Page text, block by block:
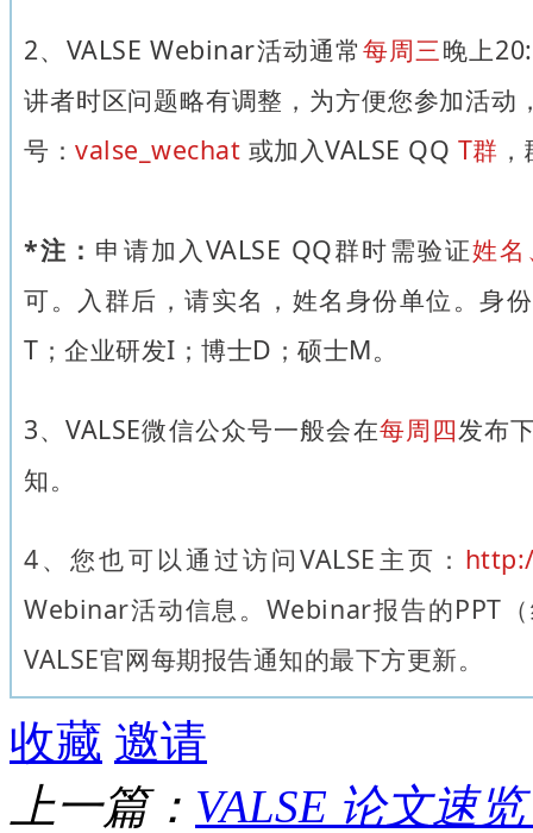
2、VALSE Webinar活动通常每周三晚上
讲者时区问题略有调整，为方便您参加活动
号： valse_wechat 或加入VALSE QQ T群
*注： 申请加入VALSE QQ群时需验证姓
可。入群后，请实名，姓名身份单位。身
T；企业研发I；博士D；硕士M。
3、VALSE微信公众号一般会在每周四发布
知。
4、您也可以通过访问VALSE主页：
Webinar活动信息。Webinar报告的PPT
VALSE官网每期报告通知的最下方更新。
收藏 邀请
上一篇： VALSE 论文速